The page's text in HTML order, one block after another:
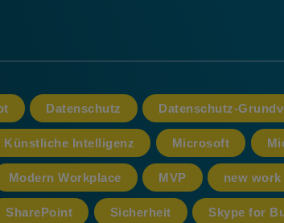
Datenschutz Datenschutz-
Künstliche Intelligenz Microsoft
Modern Workplace MVP new work
SharePoint Sicherheit Skype for